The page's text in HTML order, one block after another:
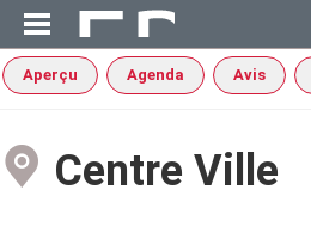
Aperçu Agenda Avis
Centre Ville